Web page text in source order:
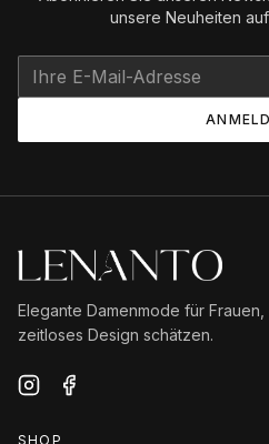
unsere Neuheiten
Elegante Damenmode für
zeitloses Design schätzen.
SHOP